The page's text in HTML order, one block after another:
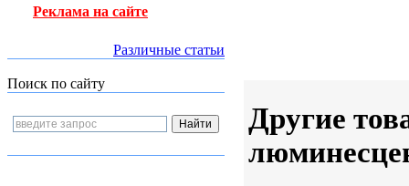
Реклама на сайте
Различные статьи
Поиск по сайту
Другие